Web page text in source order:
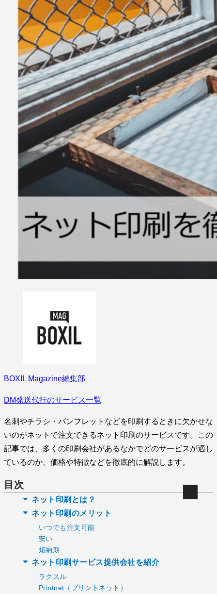
BOXIL Magazine編集部
DM発送代行のサービス一覧
名刺やチラシ・パンフレットなどを印刷するときに欠かせな
いのがネットで注文できるネット印刷のサービスです。この
記事では、多くの印刷会社があるなかでどのサービスが適し
ているのか、価格や特徴などを徹底的に解説します。
目次
ネット印刷とは？
ネット印刷のメリット
いつでも注文可能
安い
短納期
ネット印刷サービス提供会社を紹介
ラクスル
Printnet（プリントネット）